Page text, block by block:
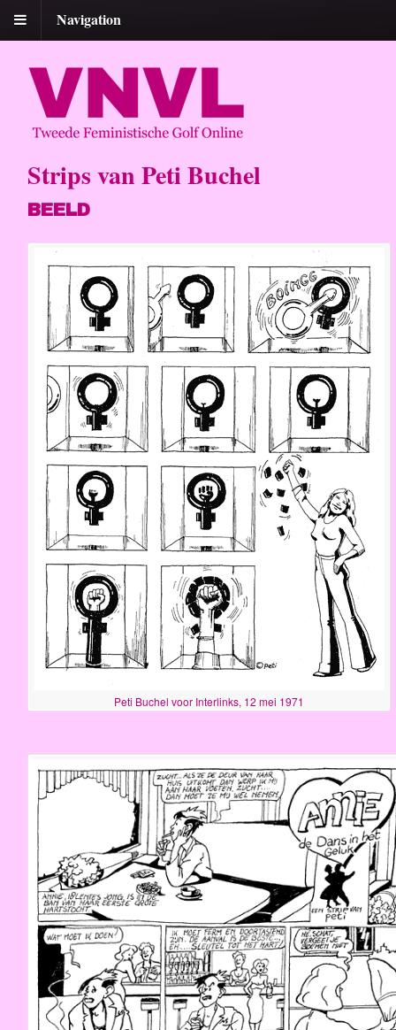
Navigation
Strips van Peti Buchel
BEELD
Peti Buchel voor Interlinks, 12 mei 1971